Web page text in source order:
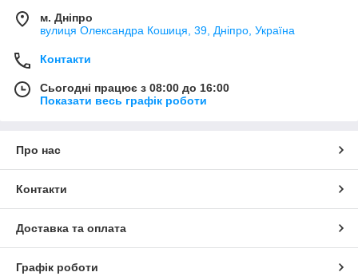
м. Дніпро
вулиця Олександра Кошиця, 39, Дніпро, Україна
Контакти
Сьогодні працює з 08:00 до 16:00
Показати весь графік роботи
Про нас
Контакти
Доставка та оплата
Графік роботи